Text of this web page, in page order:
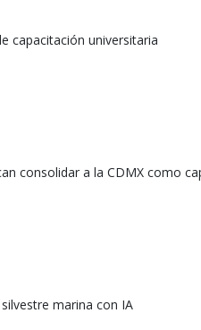
capacitación universitaria
consolidar a la CDMX como
marina con IA